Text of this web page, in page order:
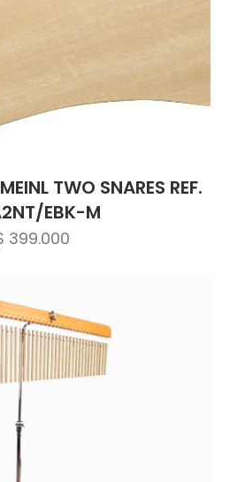
TWO SNARES REF.
EBK-M
399.000